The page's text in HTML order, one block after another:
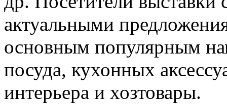
актуальными
основным популярным
посуда, кухонных
интерьера и хозтовары.